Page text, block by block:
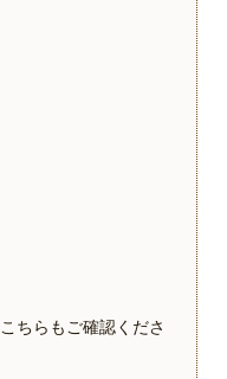
ちらもご確認くださ